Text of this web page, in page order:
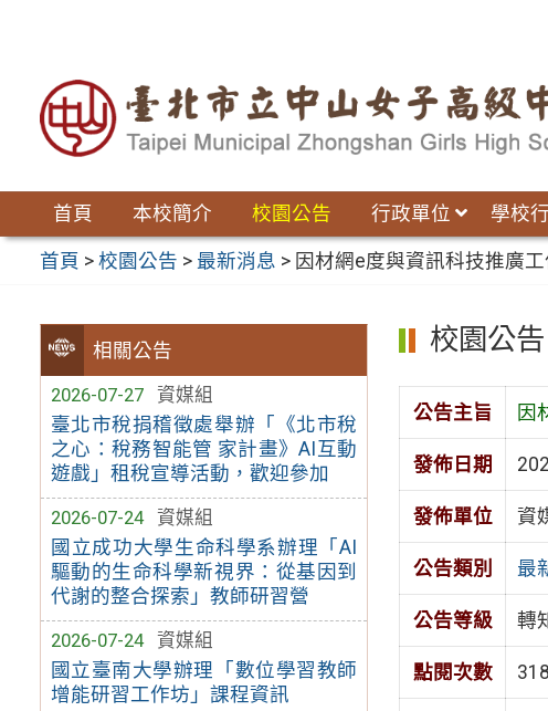
首頁 本校簡介 校園公告 行政單位 學校
首頁 >校園公告 > 最新消息 > 因材網e度與資訊科技推廣
相關公告
2026-07-27
資媒組
臺北市稅捐稽徵處舉辦「《北市稅
之心：稅務智能管 家計畫》AI互動
遊戲」租稅宣導活動，歡迎參加
2026-07-24
資媒組
國立成功大學生命科學系辦理「AI
驅動的生命科學新視界：從基因到
代謝的整合探索」教師研習營
2026-07-24
資媒組
國立臺南大學辦理「數位學習教師
增能研習工作坊」課程資訊
校園公告
公告主旨 因
發佈日期
發佈單位 資
公告類別 最
公告等級 轉
點閱次數 318